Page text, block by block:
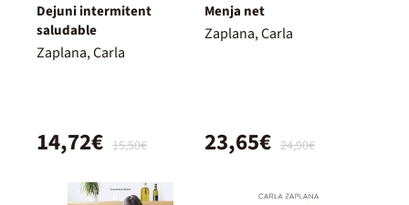
Dejuni intermitent
saludable
Zaplana, Carla
15,50€
14,72€
Menja net
Zaplana, Carla
24,90€
23,65€